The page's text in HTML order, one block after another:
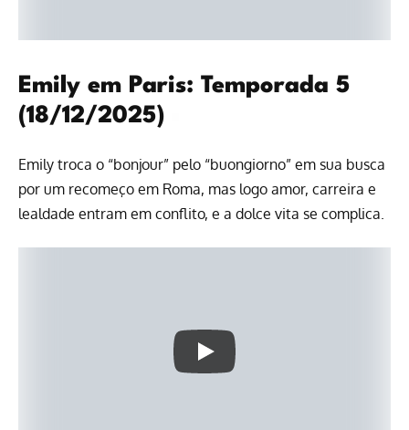
Emily em Paris: Temporada 5
(18/12/2025)
Emily troca o “bonjour” pelo “buongiorno” em sua busca
por um recomeço em Roma, mas logo amor, carreira e
lealdade entram em conflito, e a dolce vita se complica.